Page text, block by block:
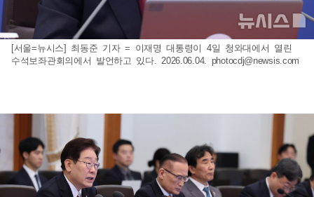
[서울=뉴시스] 최동준 기자 = 이재명 대통령이 4일 청와대에서 열린
수석보좌관회의에서 발언하고 있다. 2026.06.04. photocdj@newsis.com